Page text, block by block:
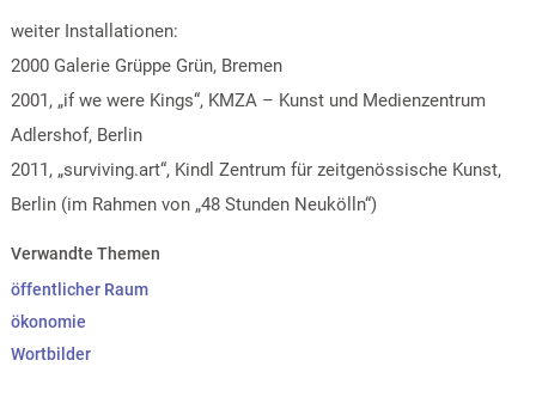
weiter Installationen:
2000 Galerie Grüppe Grün, Bremen
2001, „if we were Kings“, KMZA – Kunst und Medienzentrum
Adlershof, Berlin
2011, „surviving.art“, Kindl Zentrum für zeitgenössische Kunst,
Berlin (im Rahmen von „48 Stunden Neukölln“)
Verwandte Themen
öffentlicher Raum
ökonomie
Wortbilder